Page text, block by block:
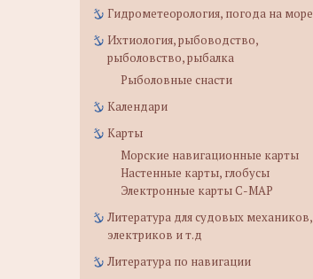
Гидрометеорология, погода на море
Ихтиология, рыбоводство,
рыболовство, рыбалка
Рыболовные снасти
Календари
Карты
Морские навигационные карты
Настенные карты, глобусы
Электронные карты C-MAP
Литература для судовых механиков,
электриков и т.д
Литература по навигации